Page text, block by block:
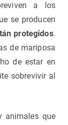
a los
se producen
protegidos.
de mariposa
de estar en
sobrevivir al
animales que